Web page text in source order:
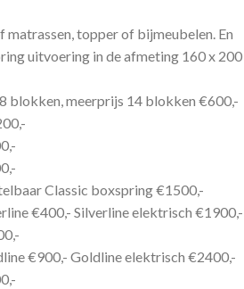
matrassen, topper of bijmeubelen. En
uitvoering in de afmeting 160 x 200
blokken, meerprijs 14 blokken €600,-
Classic boxspring €1500,-
€400,- Silverline elektrisch €1900,-
€900,- Goldline elektrisch €2400,-